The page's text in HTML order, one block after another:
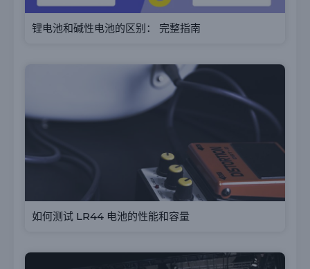
锂电池和碱性电池的区别： 完整指南
如何测试 LR44 电池的性能和容量